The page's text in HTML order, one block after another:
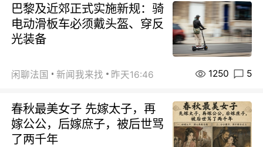
巴黎及近郊正式实施新规：骑
电动滑板车必须戴头盔、穿反
光装备
闲聊法国 新闻我来找 昨天16:46 1250 5
春秋最美女子 先嫁太子，再
嫁公公，后嫁庶子，被后世骂
了两千年